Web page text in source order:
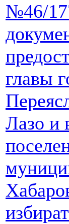
№46/
главы
Лазо и